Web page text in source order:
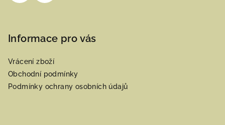
Informace pro vás
Vrácení zboží
Obchodní podmínky
Podmínky ochrany osobních údajů